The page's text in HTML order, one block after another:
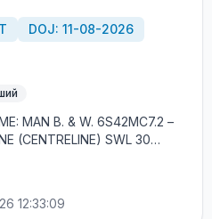
DOJ: 11-08-2026
MAN B. & W. 6S42MC7.2 –
(CENTRELINE) SWL 30
FILIPINOS MINIMUM
- EXPERIENCE MIN. 1
WITH CARGO
12:33:09